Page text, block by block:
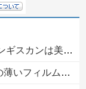
ワイ「ぷっｗｗｗｗ」
ていの？って聞くわけ」